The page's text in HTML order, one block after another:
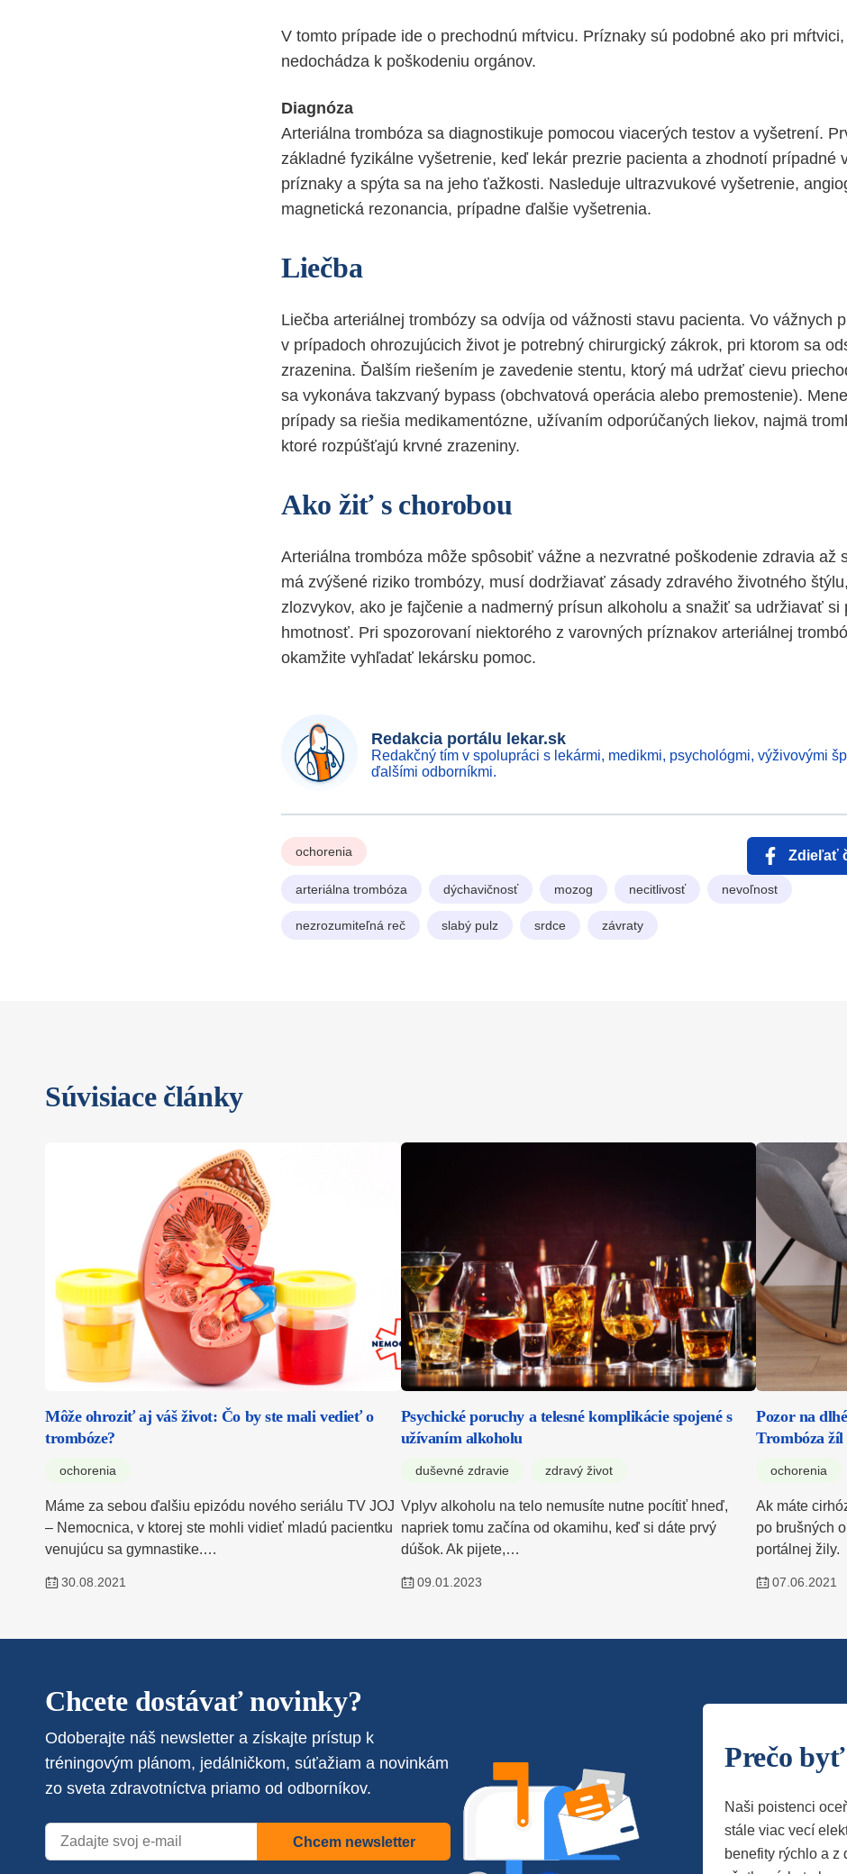
V tomto prípade ide o prechodnú mŕtvicu. Príznaky sú podobné ako pri
nedochádza k poškodeniu orgánov.
Diagnóza
Arteriálna trombóza sa diagnostikuje pomocou viacerých testov a vyšetrení.
základné fyzikálne vyšetrenie, keď lekár prezrie pacienta a zhodnotí prípadné
príznaky a spýta sa na jeho ťažkosti. Nasleduje ultrazvukové vyšetrenie,
magnetická rezonancia, prípadne ďalšie vyšetrenia.
Liečba
Liečba arteriálnej trombózy sa odvíja od vážnosti stavu pacienta. Vo vážnych
v prípadoch ohrozujúcich život je potrebný chirurgický zákrok, pri ktorom sa
zrazenina. Ďalším riešením je zavedenie stentu, ktorý má udržať cievu
sa vykonáva takzvaný bypass (obchvatová operácia alebo premostenie).
prípady sa riešia medikamentózne, užívaním odporúčaných liekov, najmä
ktoré rozpúšťajú krvné zrazeniny.
Ako žiť s chorobou
Arteriálna trombóza môže spôsobiť vážne a nezvratné poškodenie zdravia až
má zvýšené riziko trombózy, musí dodržiavať zásady zdravého životného
zlozvykov, ako je fajčenie a nadmerný prísun alkoholu a snažiť sa udržiavať si
hmotnosť. Pri spozorovaní niektorého z varovných príznakov arteriálnej
okamžite vyhľadať lekársku pomoc.
Redakcia portálu lekar.sk
Redakčný tím v spolupráci s lekármi, medikmi, psychológmi, výživovými
ďalšími odborníkmi.
ochorenia Zdieľať
arteriálna trombóza dýchavičnosť mozog necitlivosť nevoľnost
nezrozumiteľná reč slabý pulz srdce závraty
Súvisiace články
Môže ohroziť aj váš život: Čo by ste mali vedieť o
trombóze?
ochorenia
Máme za sebou ďalšiu epizódu nového seriálu TV JOJ
– Nemocnica, v ktorej ste mohli vidieť mladú pacientku
venujúcu sa gymnastike.…
30.08.2021
Psychické poruchy a telesné komplikácie spojené s
užívaním alkoholu
duševné zdravie zdravý život
Vplyv alkoholu na telo nemusíte nutne pocítiť hneď,
napriek tomu začína od okamihu, keď si dáte prvý
dúšok. Ak pijete,…
09.01.2023
Pozor na
Trombóza
ochorenia
Ak máte
po brušných
portálnej žily.
07.06.2021
Chcete dostávať novinky?
Odoberajte náš newsletter a získajte prístup k
tréningovým plánom, jedálničkom, súťažiam a novinkám
zo sveta zdravotníctva priamo od odborníkov.
Chcem newsletter
Prečo
Naši poistenci
stále viac vecí
benefity rýchlo a z